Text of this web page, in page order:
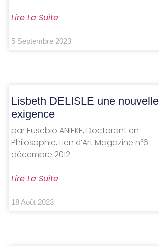
Lire La Suite
5 Septembre 2023
Lisbeth DELISLE une nouvelle
exigence
par Eusebio ANIEKE, Doctorant en
Philosophie, Lien d’Art Magazine n°6
décembre 2012.
Lire La Suite
18 Août 2023